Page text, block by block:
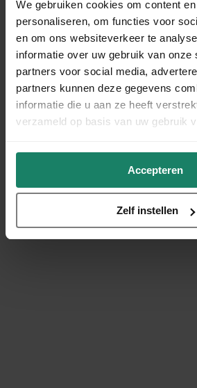
We gebruiken cookies om content
personaliseren, om functies voor
en om ons websiteverkeer te
informatie over uw gebruik van onze
partners voor social media,
partners kunnen deze gegevens
informatie die u aan ze heeft
verzameld op basis van uw gebruik
Accepteren
Zelf instellen